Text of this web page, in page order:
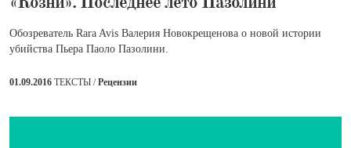
Обозреватель Rara Avis Валерия Новокрещенова о новой истории
убийства Пьера Паоло Пазолини.
01.09.2016 ТЕКСТЫ /Рецензии